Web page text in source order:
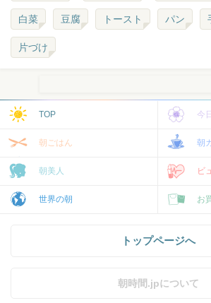
白菜 豆腐 トースト パン
片づけ
TOP 今
朝ごはん 朝
朝美人 ビ
世界の朝 お
トップページへ
朝時間.jpについて